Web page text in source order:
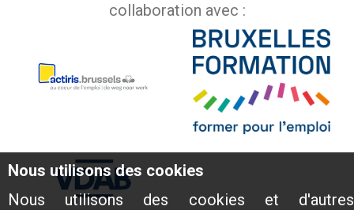
Nous utilisons des cookies
Nous utilisons des cookies et d'autres
collaboration avec :